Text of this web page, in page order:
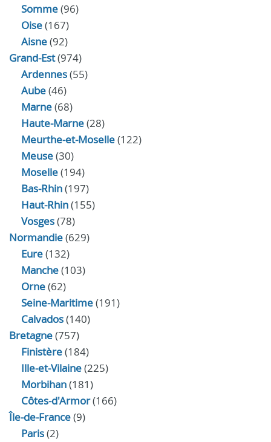
Somme(96)
Oise(167)
Aisne(92)
Grand-Est(974)
Ardennes(55)
Aube(46)
Marne(68)
Haute-Marne(28)
Meurthe-et-Moselle(122)
Meuse(30)
Moselle(194)
Bas-Rhin(197)
Haut-Rhin(155)
Vosges(78)
Normandie(629)
Eure(132)
Manche(103)
Orne(62)
Seine-Maritime(191)
Calvados(140)
Bretagne(757)
Finistère(184)
Ille-et-Vilaine(225)
Morbihan(181)
Côtes-d'Armor(166)
Île-de-France(9)
Paris(2)